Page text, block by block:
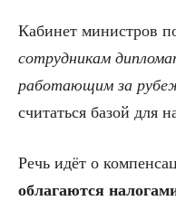
Кабинет министров
сотрудникам
работающим за
считаться базой для
Речь идёт о
облагаются